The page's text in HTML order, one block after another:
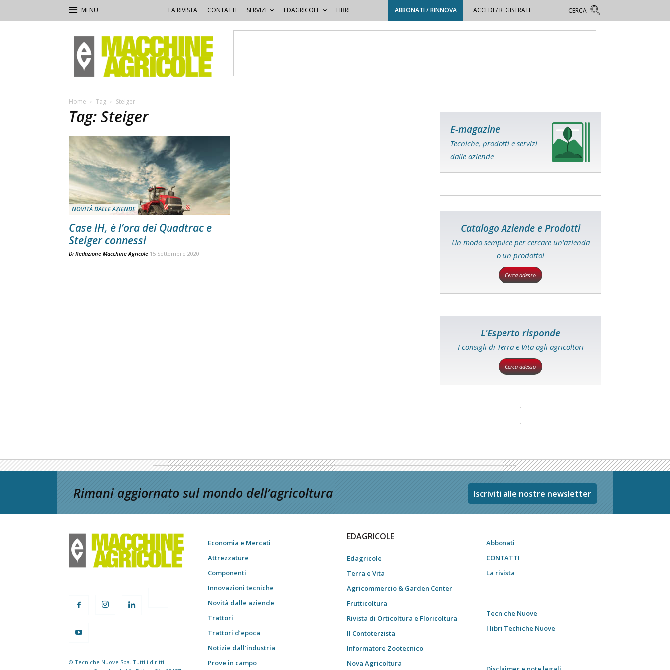
LA RIVISTA CONTATTI SERVIZI EDAGRICOLE LIBRI ABBONATI / RINNOVA ACCEDI / REGISTRATI
Macchine
Agricole
Home Tag Steiger
Tag: Steiger
NOVITÀ DALLE AZIENDE
Case IH, è l’ora dei Quadtrac e
Steiger connessi
Di Redazione Macchine Agricole 15 Settembre 2020
E-magazine
Tecniche, prodotti e servizi
dalle aziende
Catalogo Aziende e Prodotti
Un modo semplice per cercare un'azienda
o un prodotto!
Cerca adesso
L'Esperto risponde
I consigli di Terra e Vita agli agricoltori
Cerca adesso
Rimani aggiornato sul mondo dell’agricoltura Iscriviti alle nostre newsletter
© Tecniche Nuove Spa. Tutti i diritti
Economia e Mercati
Attrezzature
Componenti
Innovazioni tecniche
Novità dalle aziende
Trattori
Trattori d’epoca
Notizie dall’industria
Prove in campo
EDAGRICOLE
Edagricole
Terra e Vita
Agricommercio & Garden Center
Frutticoltura
Rivista di Orticoltura e Floricoltura
Il Contoterzista
Informatore Zootecnico
Nova Agricoltura
Abbonati
CONTATTI
La rivista
Tecniche Nuove
I libri Techiche Nuove